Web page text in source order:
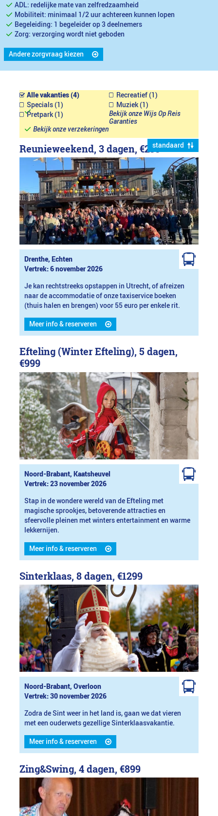
ADL: redelijke mate van zelfredzaamheid
Mobiliteit: minimaal 1/2 uur achtereen kunnen lopen
Begeleiding: 1 begeleider op 3 deelnemers
Zorg: verzorging wordt niet geboden
Andere zorgvraag kiezen
Alle vakanties (4)
Recreatief (1)
Specials (1)
Muziek (1)
Pretpark (1)
Bekijk onze Wijs Op Reis
Garanties
Bekijk onze verzekeringen
standaard
Reunieweekend, 3 dagen, €299
Drenthe, Echten
Vertrek: 6 november 2026
Je kan rechtstreeks opstappen in Utrecht, of afreizen
naar de accommodatie of onze taxiservice boeken
(thuis halen en brengen) voor 55 euro per enkele rit.
Meer info & reserveren
Efteling (Winter Efteling), 5 dagen,
€999
Noord-Brabant, Kaatsheuvel
Vertrek: 23 november 2026
Stap in de wondere wereld van de Efteling met
magische sprookjes, betoverende attracties en
sfeervolle pleinen met winters entertainment en warme
lekkernijen.
Meer info & reserveren
Sinterklaas, 8 dagen, €1299
Noord-Brabant, Overloon
Vertrek: 30 november 2026
Zodra de Sint weer in het land is, gaan we dat vieren
met een ouderwets gezellige Sinterklaasvakantie.
Meer info & reserveren
Zing&Swing, 4 dagen, €899